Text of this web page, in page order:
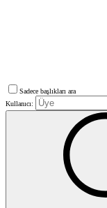
Sadece başlıkları ara
Kullanıcı: